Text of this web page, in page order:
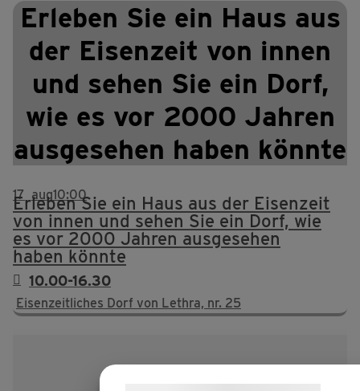
Erleben Sie ein Haus aus
der Eisenzeit von innen
und sehen Sie ein Dorf,
wie es vor 2000 Jahren
ausgesehen haben könnte
17 aug10:00
Erleben Sie ein Haus aus der Eisenzeit
von innen und sehen Sie ein Dorf, wie
es vor 2000 Jahren ausgesehen
haben könnte
10.00-16.30
Eisenzeitliches Dorf von Lethra, nr. 25